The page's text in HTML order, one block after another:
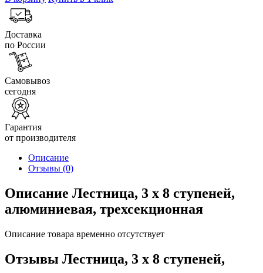
Доставка
по России
Самовывоз
сегодня
Гарантия
от производителя
Описание
Отзывы (0)
Описание Лестница, 3 х 8 ступеней,
алюминиевая, трехсекционная
Описание товара временно отсутствует
Отзывы Лестница, 3 х 8 ступеней,